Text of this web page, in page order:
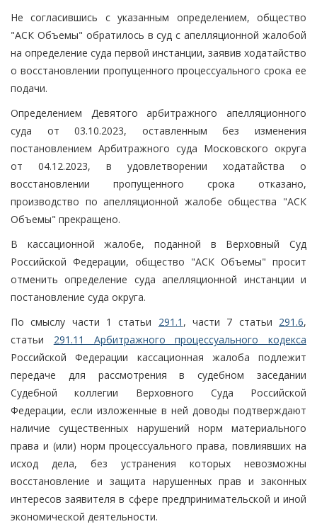
Не согласившись с указанным определением, общество
"АСК Объемы" обратилось в суд с апелляционной жалобой
на определение суда первой инстанции, заявив ходатайство
о восстановлении пропущенного процессуального срока ее
подачи.
Определением Девятого арбитражного апелляционного
суда от 03.10.2023, оставленным без изменения
постановлением Арбитражного суда Московского округа
от 04.12.2023, в удовлетворении ходатайства о
восстановлении пропущенного срока отказано,
производство по апелляционной жалобе общества "АСК
Объемы" прекращено.
В кассационной жалобе, поданной в Верховный Суд
Российской Федерации, общество "АСК Объемы" просит
отменить определение суда апелляционной инстанции и
постановление суда округа.
По смыслу части 1 статьи 291.1 , части 7 статьи 291.6,
статьи 291.11 Арбитражного процессуального кодекса
Российской Федерации кассационная жалоба подлежит
передаче для рассмотрения в судебном заседании
Судебной коллегии Верховного Суда Российской
Федерации, если изложенные в ней доводы подтверждают
наличие существенных нарушений норм материального
права и (или) норм процессуального права, повлиявших на
исход дела, без устранения которых невозможны
восстановление и защита нарушенных прав и законных
интересов заявителя в сфере предпринимательской и иной
экономической деятельности.